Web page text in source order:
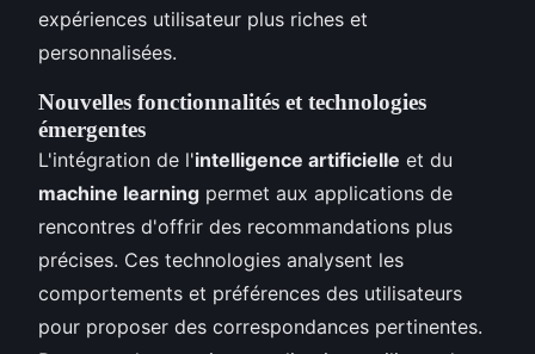
expériences utilisateur plus riches et
personnalisées.
Nouvelles fonctionnalités et technologies
émergentes
L'intégration de l'intelligence artificielle et du
machine learning permet aux applications de
rencontres d'offrir des recommandations plus
précises. Ces technologies analysent les
comportements et préférences des utilisateurs
pour proposer des correspondances pertinentes.